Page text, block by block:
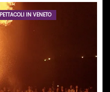
IN VENETO